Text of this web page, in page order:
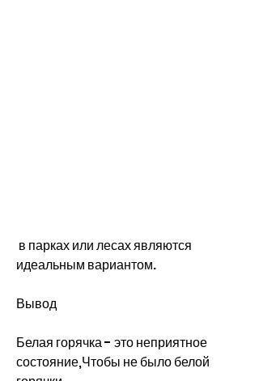
идеальным вариантом.
Вывод
Белая горячка - это неприятное
состояние,Чтобы не было белой